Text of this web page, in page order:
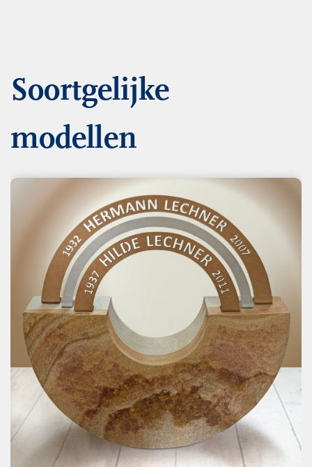
Soortgelijke
modellen